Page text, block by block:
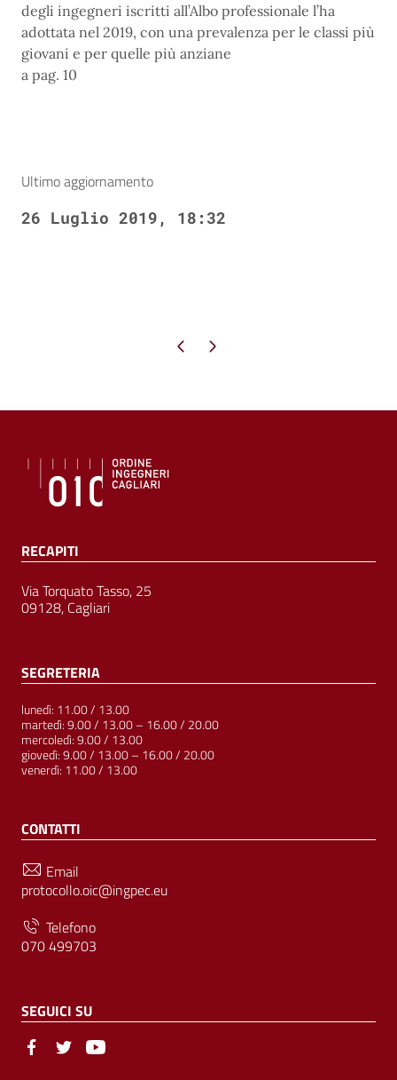
degli ingegneri iscritti all’Albo professionale l’ha
adottata nel 2019, con una prevalenza per le classi più
giovani e per quelle più anziane
a pag. 10
Ultimo aggiornamento
26 Luglio 2019, 18:32
Pagina precedente
Pagina successiva
RECAPITI
Via Torquato Tasso, 25
09128, Cagliari
SEGRETERIA
lunedì: 11.00 / 13.00
martedì: 9.00 / 13.00 – 16.00 / 20.00
mercoledì: 9.00 / 13.00
giovedì: 9.00 / 13.00 – 16.00 / 20.00
venerdì: 11.00 / 13.00
CONTATTI
Email
protocollo.oic@ingpec.eu
Telefono
070 499703
SEGUICI SU